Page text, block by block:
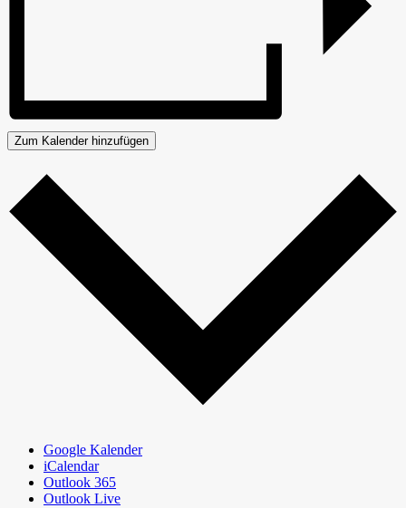
Zum Kalender hinzufügen
Google Kalender
iCalendar
Outlook 365
Outlook Live